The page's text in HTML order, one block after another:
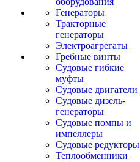
Генераторы
Тракторные
генераторы
Электроагрегаты
Гребные винты
Судовые гибкие
муфты
Судовые двигатели
Судовые дизель-
генераторы
Судовые помпы и
импеллеры
Судовые редукторы
Теплообменники